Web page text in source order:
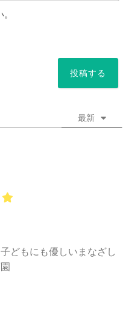
最新
どもにも優しいまなざし